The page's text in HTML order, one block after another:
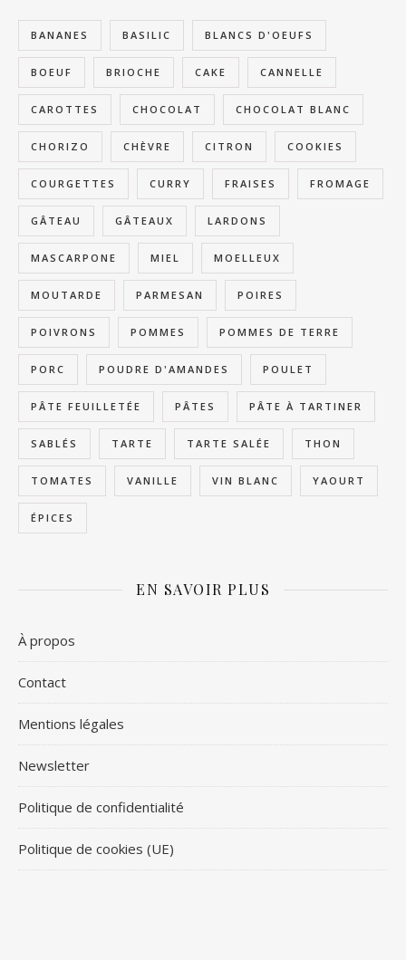
BANANES BASILIC BLANCS D'OEUFS
BOEUF BRIOCHE CAKE CANNELLE
CAROTTES CHOCOLAT CHOCOLAT BLANC
CHORIZO CHÈVRE CITRON COOKIES
COURGETTES CURRY FRAISES FROMAGE
GÂTEAU GÂTEAUX LARDONS
MASCARPONE MIEL MOELLEUX
MOUTARDE PARMESAN POIRES
POIVRONS POMMES POMMES DE TERRE
PORC POUDRE D'AMANDES POULET
PÂTE FEUILLETÉE PÂTES PÂTE À TARTINER
SABLÉS TARTE TARTE SALÉE THON
TOMATES VANILLE VIN BLANC YAOURT
ÉPICES
EN SAVOIR PLUS
À propos
Contact
Mentions légales
Newsletter
Politique de confidentialité
Politique de cookies (UE)